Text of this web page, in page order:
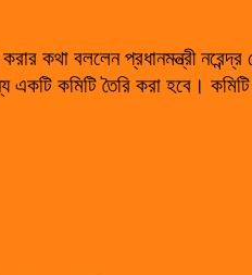
কথা বললেন প্রধানমন্ত্রী
একটি কমিটি তৈরি করা হবে।